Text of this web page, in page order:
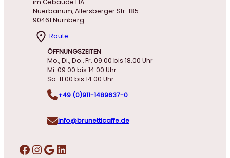
im Gebäude L1A
Nuerbanum, Allersberger Str. 185
90461 Nürnberg
Route
ÖFFNUNGSZEITEN
Mo., Di., Do., Fr. 09.00 bis 18.00 Uhr
Mi. 09.00 bis 14.00 Uhr
Sa. 11.00 bis 14.00 Uhr
+49 (0)911-1489637-0
info@brunetticaffe.de
Facebook InstagramGoogle LinkedIn